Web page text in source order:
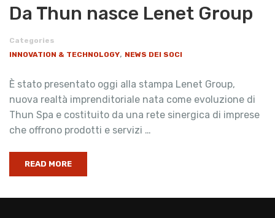
Da Thun nasce Lenet Group
Categories
INNOVATION & TECHNOLOGY, NEWS DEI SOCI
È stato presentato oggi alla stampa Lenet Group,
nuova realtà imprenditoriale nata come evoluzione di
Thun Spa e costituito da una rete sinergica di imprese
che offrono prodotti e servizi …
READ MORE